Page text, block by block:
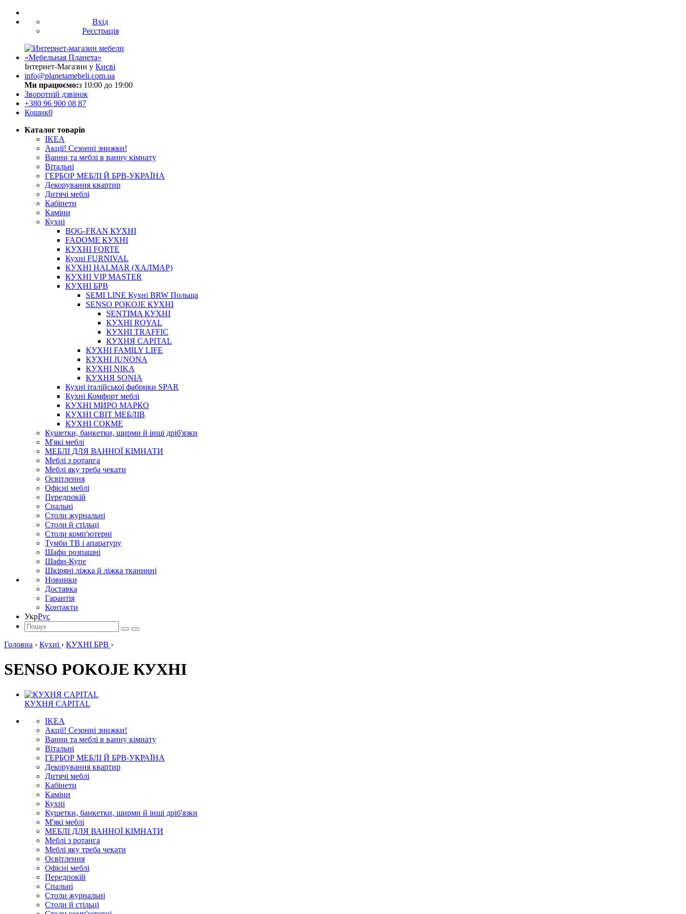
Вхід
Реєстрація
Інтернет-Магазин у Києві
info@planetamebeli.com.ua
Ми працюємо:з 10:00 до 19:00
Зворотній дзвінок
+380 96 900 08 87
Кошик0
Каталог товарів
IKEA
Акції! Сезонні знижки!
Ванни та меблі в ванну кімнату
Вітальні
ГЕРБОР МЕБЛІ Й БРВ-УКРАЇНА
Декорування квартир
Дитячі меблі
Кабінети
Каміни
Кухні
BOG-FRAN КУХНІ
FADOME КУХНІ
КУХНІ FORTE
Кухні FURNIVAL
КУХНІ HALMAR (ХАЛМАР)
КУХНІ VIP MASTER
КУХНІ БРВ
SEMI LINE Кухні BRW Польща
SENSO POKOJE КУХНІ
SENTIMA КУХНІ
КУХНІ ROYAL
КУХНІ TRAFFIC
КУХНЯ CAPITAL
КУХНІ FAMILY LIFE
КУХНІ JUNONA
КУХНІ NIKA
КУХНЯ SONIA
Кухні італійської фабрики SPAR
Кухні Комфорт меблі
КУХНІ МИРО МАРКО
КУХНІ СВІТ МЕБЛІВ
КУХНІ СОКМЕ
Кушетки, банкетки, ширми й інші дріб'язки
М'які меблі
МЕБЛІ ДЛЯ ВАННОЇ КІМНАТИ
Меблі з ротанга
Меблі яку треба чекати
Освітлення
Офісні меблі
Передпокій
Спальні
Столи журнальні
Столи й стільці
Столи комп'ютерні
Тумби ТВ і апаратуру
Шафи розпашні
Шафи-Купе
Шкіряні ліжка й ліжка тканинні
Новинки
Доставка
Гарантія
Контакти
УкрРус
Головна › Кухні › КУХНІ БРВ ›
SENSO POKOJE КУХНІ
КУХНЯ CAPITAL
IKEA
Акції! Сезонні знижки!
Ванни та меблі в ванну кімнату
Вітальні
ГЕРБОР МЕБЛІ Й БРВ-УКРАЇНА
Декорування квартир
Дитячі меблі
Кабінети
Каміни
Кухні
Кушетки, банкетки, ширми й інші дріб'язки
М'які меблі
МЕБЛІ ДЛЯ ВАННОЇ КІМНАТИ
Меблі з ротанга
Меблі яку треба чекати
Освітлення
Офісні меблі
Передпокій
Спальні
Столи журнальні
Столи й стільці